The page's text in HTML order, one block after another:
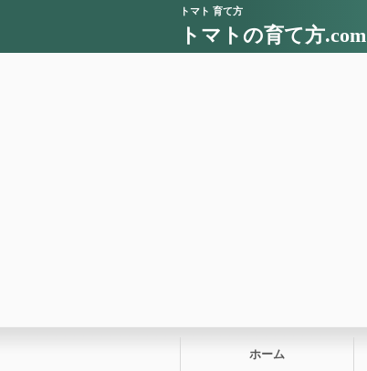
トマト 育て方
トマトの育て方.com
ホーム